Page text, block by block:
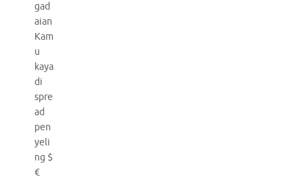
gad
aian
Kam
u
kaya
di
spre
ad
pen
yeli
ng $
€